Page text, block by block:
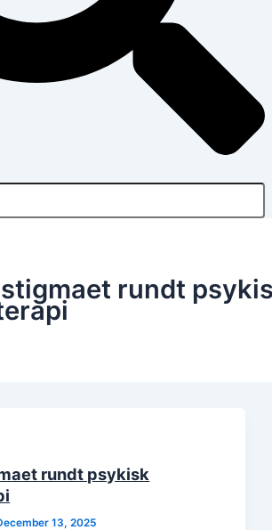
rundt
rundt psykisk
13, 2025